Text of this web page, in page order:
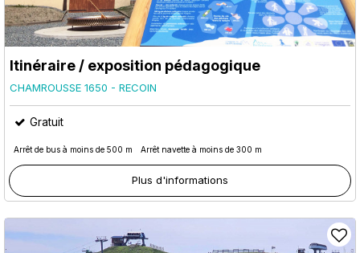
Itinéraire / exposition pédagogique
CHAMROUSSE 1650 - RECOIN
Gratuit
Arrêt de bus à moins de 500 m Arrêt navette à moins de 300 m
Plus d'informations